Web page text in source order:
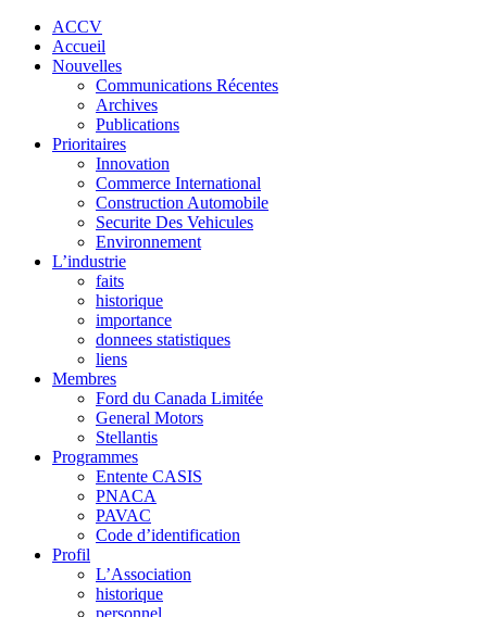
ACCV
Accueil
Nouvelles
Communications Récentes
Archives
Publications
Prioritaires
Innovation
Commerce International
Construction Automobile
Securite Des Vehicules
Environnement
L’industrie
faits
historique
importance
donnees statistiques
liens
Membres
Ford du Canada Limitée
General Motors
Stellantis
Programmes
Entente CASIS
PNACA
PAVAC
Code d’identification
Profil
L’Association
historique
personnel